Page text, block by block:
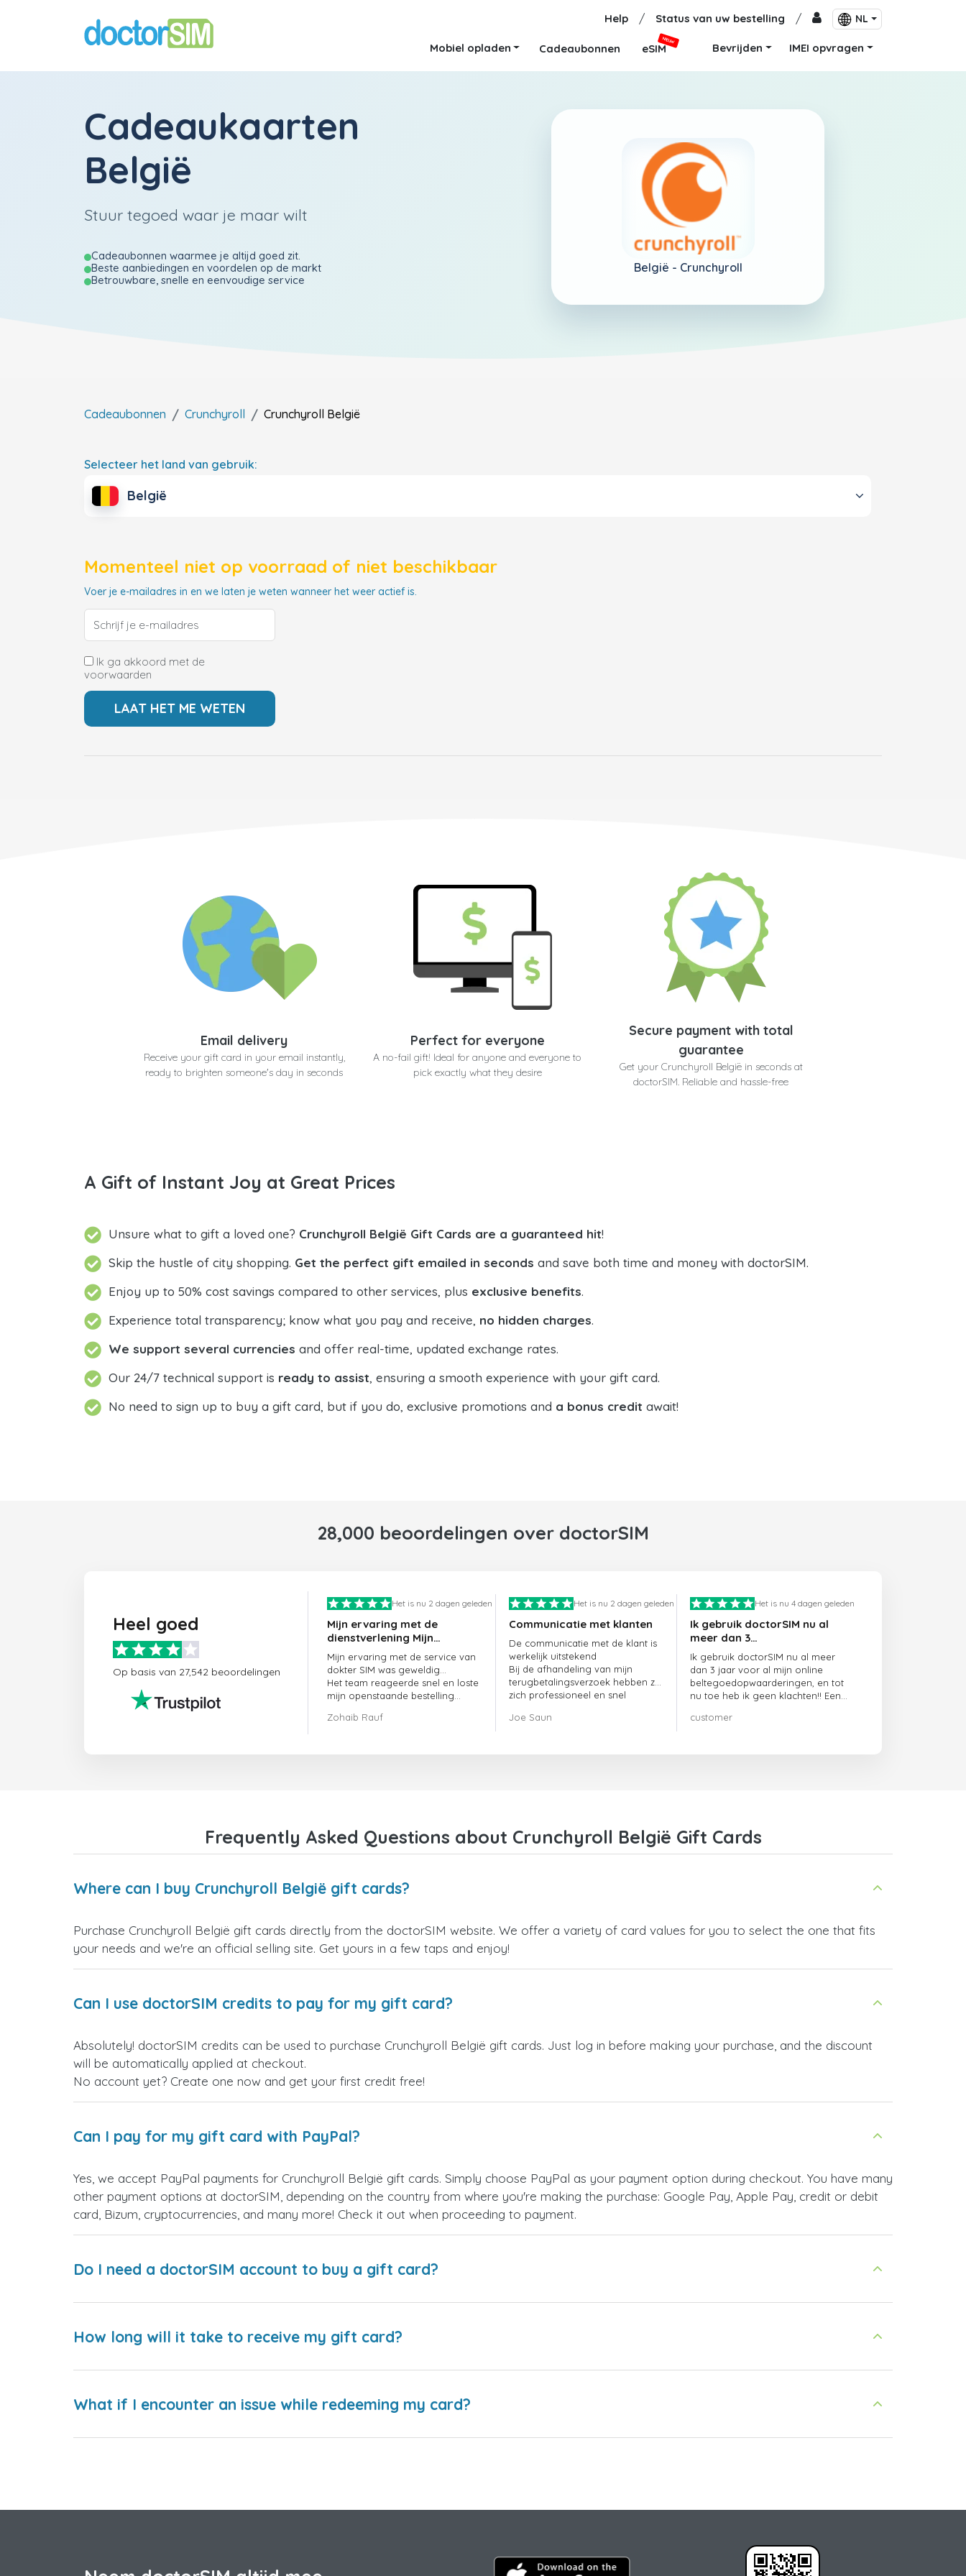
Help / Status van uw bestelling / NL
Mobiel opladen Cadeaubonnen eSIM
NIEUW
Bevrijden IMEI opvragen
Cadeaukaarten
België
Stuur tegoed waar je maar wilt
Cadeaubonnen waarmee je altijd goed zit.
Beste aanbiedingen en voordelen op de markt
Betrouwbare, snelle en eenvoudige service
België - Crunchyroll
Cadeaubonnen Crunchyroll Crunchyroll België
Selecteer het land van gebruik:
België
Momenteel niet op voorraad of niet beschikbaar
Voer je e-mailadres in en we laten je weten wanneer het weer actief is.
Ik ga akkoord met de
voorwaarden
Email delivery
Receive your gift card in your email instantly,
ready to brighten someone's day in seconds
Perfect for everyone
A no-fail gift! Ideal for anyone and everyone to
pick exactly what they desire
Secure payment with total
guarantee
Get your Crunchyroll België in seconds at
doctorSIM. Reliable and hassle-free
A Gift of Instant Joy at Great Prices
Unsure what to gift a loved one? Crunchyroll België Gift Cards are a guaranteed hit!
Skip the hustle of city shopping. Get the perfect gift emailed in seconds and save both time and money with doctorSIM.
Enjoy up to 50% cost savings compared to other services, plus exclusive benefits.
Experience total transparency; know what you pay and receive, no hidden charges.
We support several currencies and offer real-time, updated exchange rates.
Our 24/7 technical support is ready to assist, ensuring a smooth experience with your gift card.
No need to sign up to buy a gift card, but if you do, exclusive promotions and a bonus credit await!
28,000 beoordelingen over doctorSIM
Heel goed
Op basis van 27,542 beoordelingen
Het is nu 2 dagen geleden
Mijn ervaring met de
dienstverlening Mijn
ervaring met de
dienstverlening van
doctorSIM was geweldig.
Mijn ervaring met de service van
dokter SIM was geweldig...
Het team reageerde snel en loste
mijn openstaande bestelling
Al met al was het een geweldige
Zohaib Rauf
Het is nu 2 dagen geleden
Communicatie met klanten
De communicatie met de klant is
werkelijk uitstekend
Bij de afhandeling van mijn
terugbetalingsverzoek hebben ze
zich professioneel en snel
opgelost
Joe Saun
Het is nu 4 dagen geleden
Ik gebruik doctorSIM nu al
meer dan 3…
Ik gebruik doctorSIM nu al meer
dan 3 jaar voor al mijn online
beltegoedopwaarderingen, en tot
nu toe heb ik geen klachten!! Een
customer
Frequently Asked Questions about Crunchyroll België Gift Cards
Where can I buy Crunchyroll België gift cards?
Purchase Crunchyroll België gift cards directly from the doctorSIM website. We offer a variety of card values for you to select the one that fits
your needs and we're an official selling site. Get yours in a few taps and enjoy!
Can I use doctorSIM credits to pay for my gift card?
Absolutely! doctorSIM credits can be used to purchase Crunchyroll België gift cards. Just log in before making your purchase, and the discount
will be automatically applied at checkout.
No account yet? Create one now and get your first credit free!
Can I pay for my gift card with PayPal?
Yes, we accept PayPal payments for Crunchyroll België gift cards. Simply choose PayPal as your payment option during checkout. You have many
other payment options at doctorSIM, depending on the country from where you're making the purchase: Google Pay, Apple Pay, credit or debit
card, Bizum, cryptocurrencies, and many more! Check it out when proceeding to payment.
Do I need a doctorSIM account to buy a gift card?
How long will it take to receive my gift card?
What if I encounter an issue while redeeming my card?